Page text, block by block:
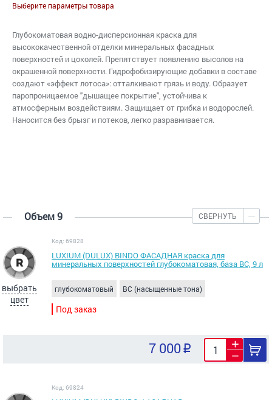
Выберите параметры товара
Глубокоматовая водно-дисперсионная краска для
высококачественной отделки минеральных фасадных
поверхностей и цоколей. Препятствует появлению высолов на
окрашенной поверхности. Гидрофобизирующие добавки в составе
создают «эффект лотоса»: отталкивают грязь и воду. Образует
паропроницаемое "дышащее покрытие", устойчива к
атмосферным воздействиям. Защищает от грибка и водорослей.
Наносится без брызг и потеков, легко разравнивается.
Объем 9 СВЕРНУТЬ
выбрать
цвет
Код: 69828
LUXIUM (DULUX) BINDO ФАСАДНАЯ краска для
минеральных поверхностей глубокоматовая, база ВС, 9 л
глубокоматовый BC (насыщенные тона)
Под заказ
7 000
Код: 69824